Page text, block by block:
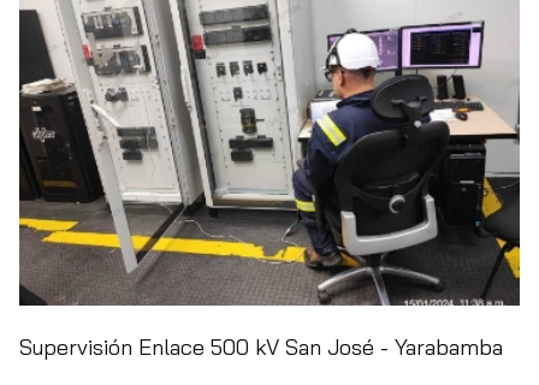
Supervisión Enlace 500 kV San José - Yarabamba